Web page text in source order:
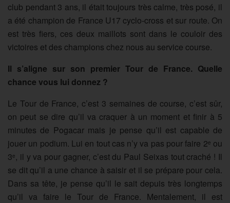
club pendant 3 ans, il était toujours très calme, très posé, il
a été champion de France U17 cyclo-cross et sur route. On
est très fiers, ces deux maillots sont dans le couloir des
victoires et des champions chez nous au service course.
Il s’aligne sur son premier Tour de France. Quelle
chance vous lui donnez ?
Le Tour de France, c’est 3 semaines de course, c’est sûr,
on peut se dire qu’il va craquer à un moment et finir à 5
minutes de Pogacar mais je pense qu’il est capable de
jouer un podium. Lui en tout cas n’y va pas pour faire 2e ou
3e, il y va pour gagner, c’est du Paul Seixas tout craché ! Il
se dit qu’il a une chance à saisir et il se prépare pour cela.
Dans sa tête, je pense qu’il le sait depuis très longtemps
qu’il va faire le Tour de France. Mentalement, il est